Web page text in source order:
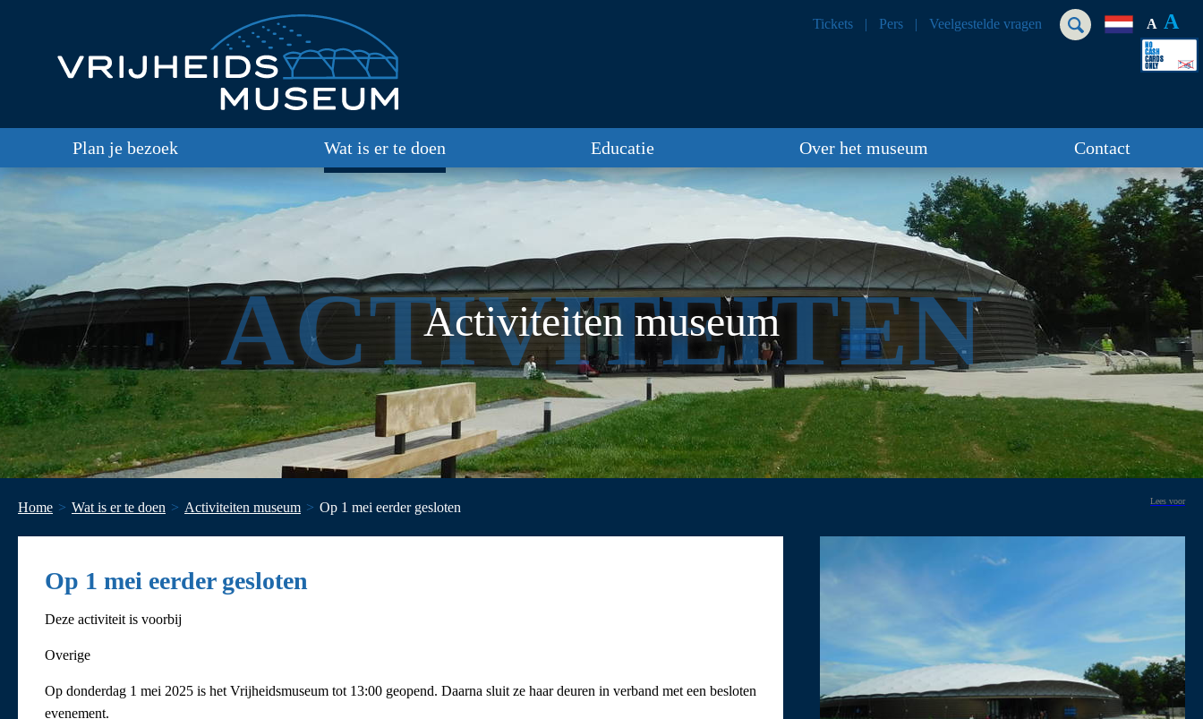
Tickets Pers Veelgestelde vragen A A
Plan je bezoek Wat is er te doen Educatie Over het museum Contact
Activiteiten museum
ACTIVITEITEN
Home Wat is er te doen Activiteiten museum Op 1 mei eerder gesloten Lees voor
Op 1 mei eerder gesloten
Deze activiteit is voorbij
Overige
Op donderdag 1 mei 2025 is het Vrijheidsmuseum tot 13:00 geopend. Daarna sluit ze haar deuren in verband met een besloten
evenement.